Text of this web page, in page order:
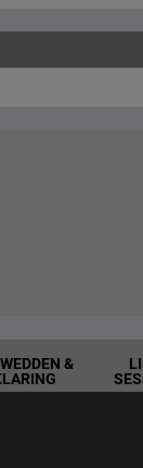
&